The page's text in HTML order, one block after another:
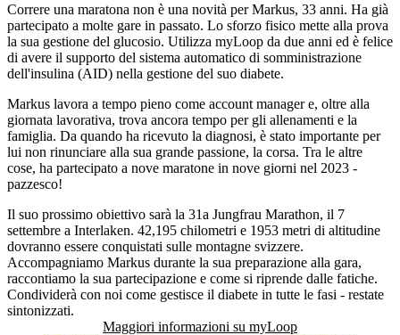
Correre una maratona non è una novità per Markus, 33 anni. Ha già
partecipato a molte gare in passato. Lo sforzo fisico mette alla prova
la sua gestione del glucosio. Utilizza myLoop da due anni ed è felice
di avere il supporto del sistema automatico di somministrazione
dell'insulina (AID) nella gestione del suo diabete.
Markus lavora a tempo pieno come account manager e, oltre alla
giornata lavorativa, trova ancora tempo per gli allenamenti e la
famiglia. Da quando ha ricevuto la diagnosi, è stato importante per
lui non rinunciare alla sua grande passione, la corsa. Tra le altre
cose, ha partecipato a nove maratone in nove giorni nel 2023 -
pazzesco!
Il suo prossimo obiettivo sarà la 31a Jungfrau Marathon, il 7
settembre a Interlaken. 42,195 chilometri e 1953 metri di altitudine
dovranno essere conquistati sulle montagne svizzere.
Accompagniamo Markus durante la sua preparazione alla gara,
raccontiamo la sua partecipazione e come si riprende dalle fatiche.
Condividerà con noi come gestisce il diabete in tutte le fasi - restate
sintonizzati.
Maggiori informazioni su myLoop